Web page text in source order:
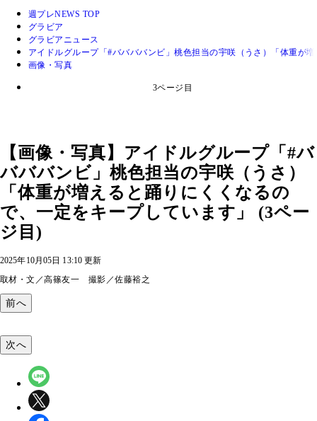
週プレNEWS TOP
グラビア
グラビアニュース
アイドルグループ「#ババババンビ」桃色担当の宇咲（うさ）「体重が
画像・写真
3ページ目
【画像・写真】アイドルグループ「#バ
バババンビ」桃色担当の宇咲（うさ）
「体重が増えると踊りにくくなるの
で、一定をキープしています」 (3ペー
ジ目)
2025年10月05日 13:10 更新
取材・文／高篠友一 撮影／佐藤裕之
前へ
次へ